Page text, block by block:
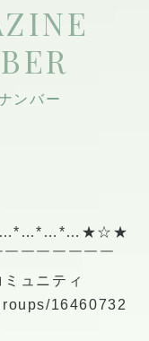
ンバー
￣￣￣￣￣￣
ュニティ
16460732